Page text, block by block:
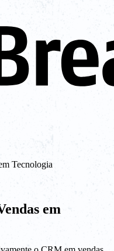
Tecnologia
em